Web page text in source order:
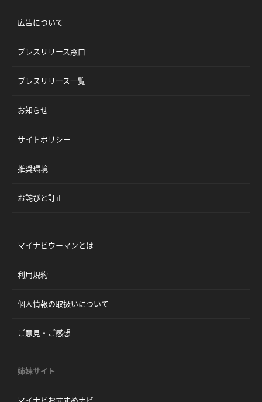
広告について
プレスリリース窓口
プレスリリース一覧
お知らせ
サイトポリシー
推奨環境
お詫びと訂正
マイナビウーマンとは
利用規約
個人情報の取扱いについて
ご意見・ご感想
姉妹サイト